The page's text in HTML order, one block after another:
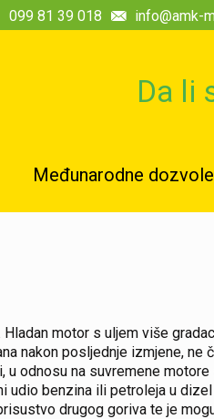
099 81 39 018 info@amk-
Da li
Međunarodne dozvole
motor s uljem više
nakon posljednje izmjene,
u odnosu na suvremene
benzina ili petroleja u
drugog goriva te je